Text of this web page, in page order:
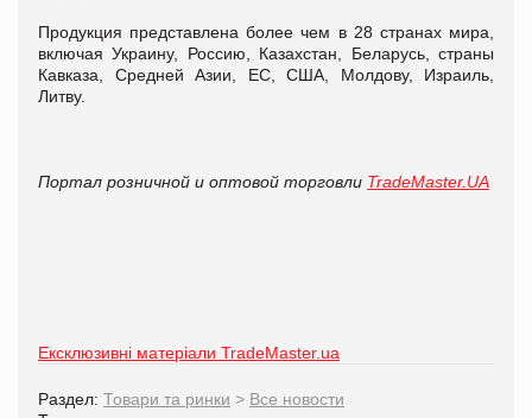
Продукция представлена более чем в 28 странах мира,
включая Украину, Россию, Казахстан, Беларусь, страны
Кавказа, Средней Азии, ЕС, США, Молдову, Израиль,
Литву.
Портал розничной и оптовой торговли TradeMaster.UA
Ексклюзивні матеріали TradeMaster.ua
Раздел: Товари та ринки > Все новости